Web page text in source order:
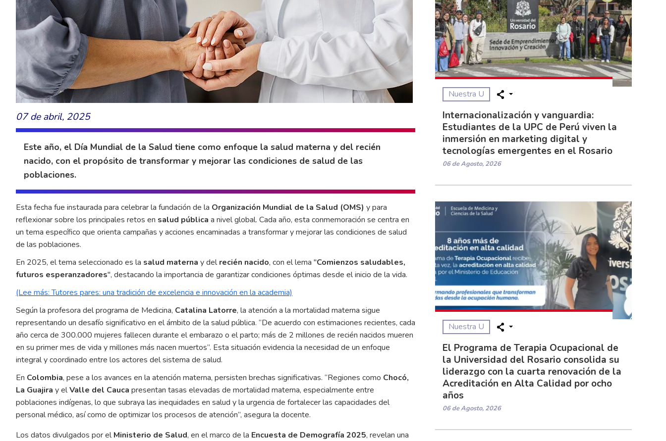
07 de abril, 2025
Este año, el Día Mundial de la Salud tiene como enfoque la salud materna y del recién
nacido, con el propósito de transformar y mejorar las condiciones de salud de las
poblaciones.
Esta fecha fue instaurada para celebrar la fundación de la Organización Mundial de la Salud (OMS) y para
reflexionar sobre los principales retos en salud pública a nivel global. Cada año, esta conmemoración se centra en
un tema específico que orienta campañas y acciones encaminadas a transformar y mejorar las condiciones de salud
de las poblaciones.
En 2025, el tema seleccionado es la salud materna y delrecién nacido, con el lema "Comienzos saludables,
futuros esperanzadores", destacando la importancia de garantizar condiciones óptimas desde el inicio de la vida.
(Lee más: Tutores pares: una tradición de excelencia e innovación en la academia)
Según la profesora del programa de Medicina, Catalina Latorre, la atención a la mortalidad materna sigue
representando un desafío significativo en el ámbito de la salud pública. “De acuerdo con estimaciones recientes, cada
año cerca de 300.000 mujeres fallecen durante el embarazo o el parto; más de 2 millones de recién nacidos mueren
en su primer mes de vida y millones más nacen muertos”. Esta situación evidencia la necesidad de un enfoque
integral y coordinado entre los actores del sistema de salud.
En Colombia, pese a los avances en la atención materna, persisten brechas significativas. “Regiones como Chocó,
La Guajira y elValle del Cauca presentan tasas elevadas de mortalidad materna, especialmente entre
poblaciones indígenas, lo que subraya las inequidades en salud y la urgencia de fortalecer las capacidades del
personal médico, así como de optimizar los procesos de atención”, asegura la docente.
Los datos divulgados por elMinisterio de Salud, en el marco de la Encuesta de Demografía 2025, revelan una
Nuestra U
Internacionalización y vanguardia:
Estudiantes de la UPC de Perú viven la
inmersión en marketing digital y
tecnologías emergentes en el Rosario
06 de Agosto, 2026
Nuestra U
El Programa de Terapia Ocupacional de
la Universidad del Rosario consolida su
liderazgo con la cuarta renovación de la
Acreditación en Alta Calidad por ocho
años
06 de Agosto, 2026